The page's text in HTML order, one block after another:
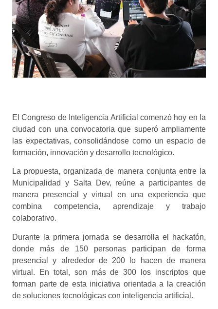
El Congreso de Inteligencia Artificial comenzó hoy en la
ciudad con una convocatoria que superó ampliamente
las expectativas, consolidándose como un espacio de
formación, innovación y desarrollo tecnológico.
La propuesta, organizada de manera conjunta entre la
Municipalidad y Salta Dev, reúne a participantes de
manera presencial y virtual en una experiencia que
combina competencia, aprendizaje y trabajo
colaborativo.
Durante la primera jornada se desarrolla el hackatón,
donde más de 150 personas participan de forma
presencial y alrededor de 200 lo hacen de manera
virtual. En total, son más de 300 los inscriptos que
forman parte de esta iniciativa orientada a la creación
de soluciones tecnológicas con inteligencia artificial.